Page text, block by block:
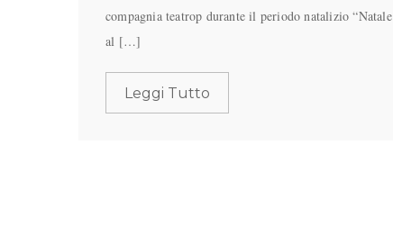
compagnia teatrop durante il periodo natalizio “Natale
al […]
Leggi Tutto